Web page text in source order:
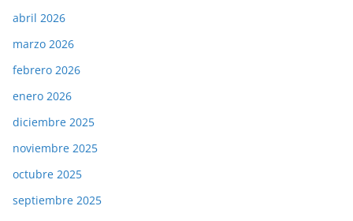
abril 2026
marzo 2026
febrero 2026
enero 2026
diciembre 2025
noviembre 2025
octubre 2025
septiembre 2025